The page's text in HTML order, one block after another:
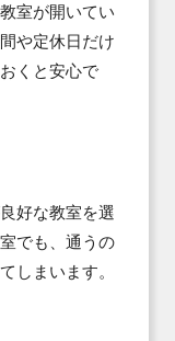
室が開いてい
や定休日だけ
くと安心で
好な教室を選
でも、通うの
しまいます。